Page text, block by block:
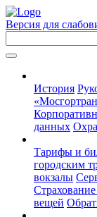
Версия для
История
данных
Тарифы и
городским
вокзалы
вещей